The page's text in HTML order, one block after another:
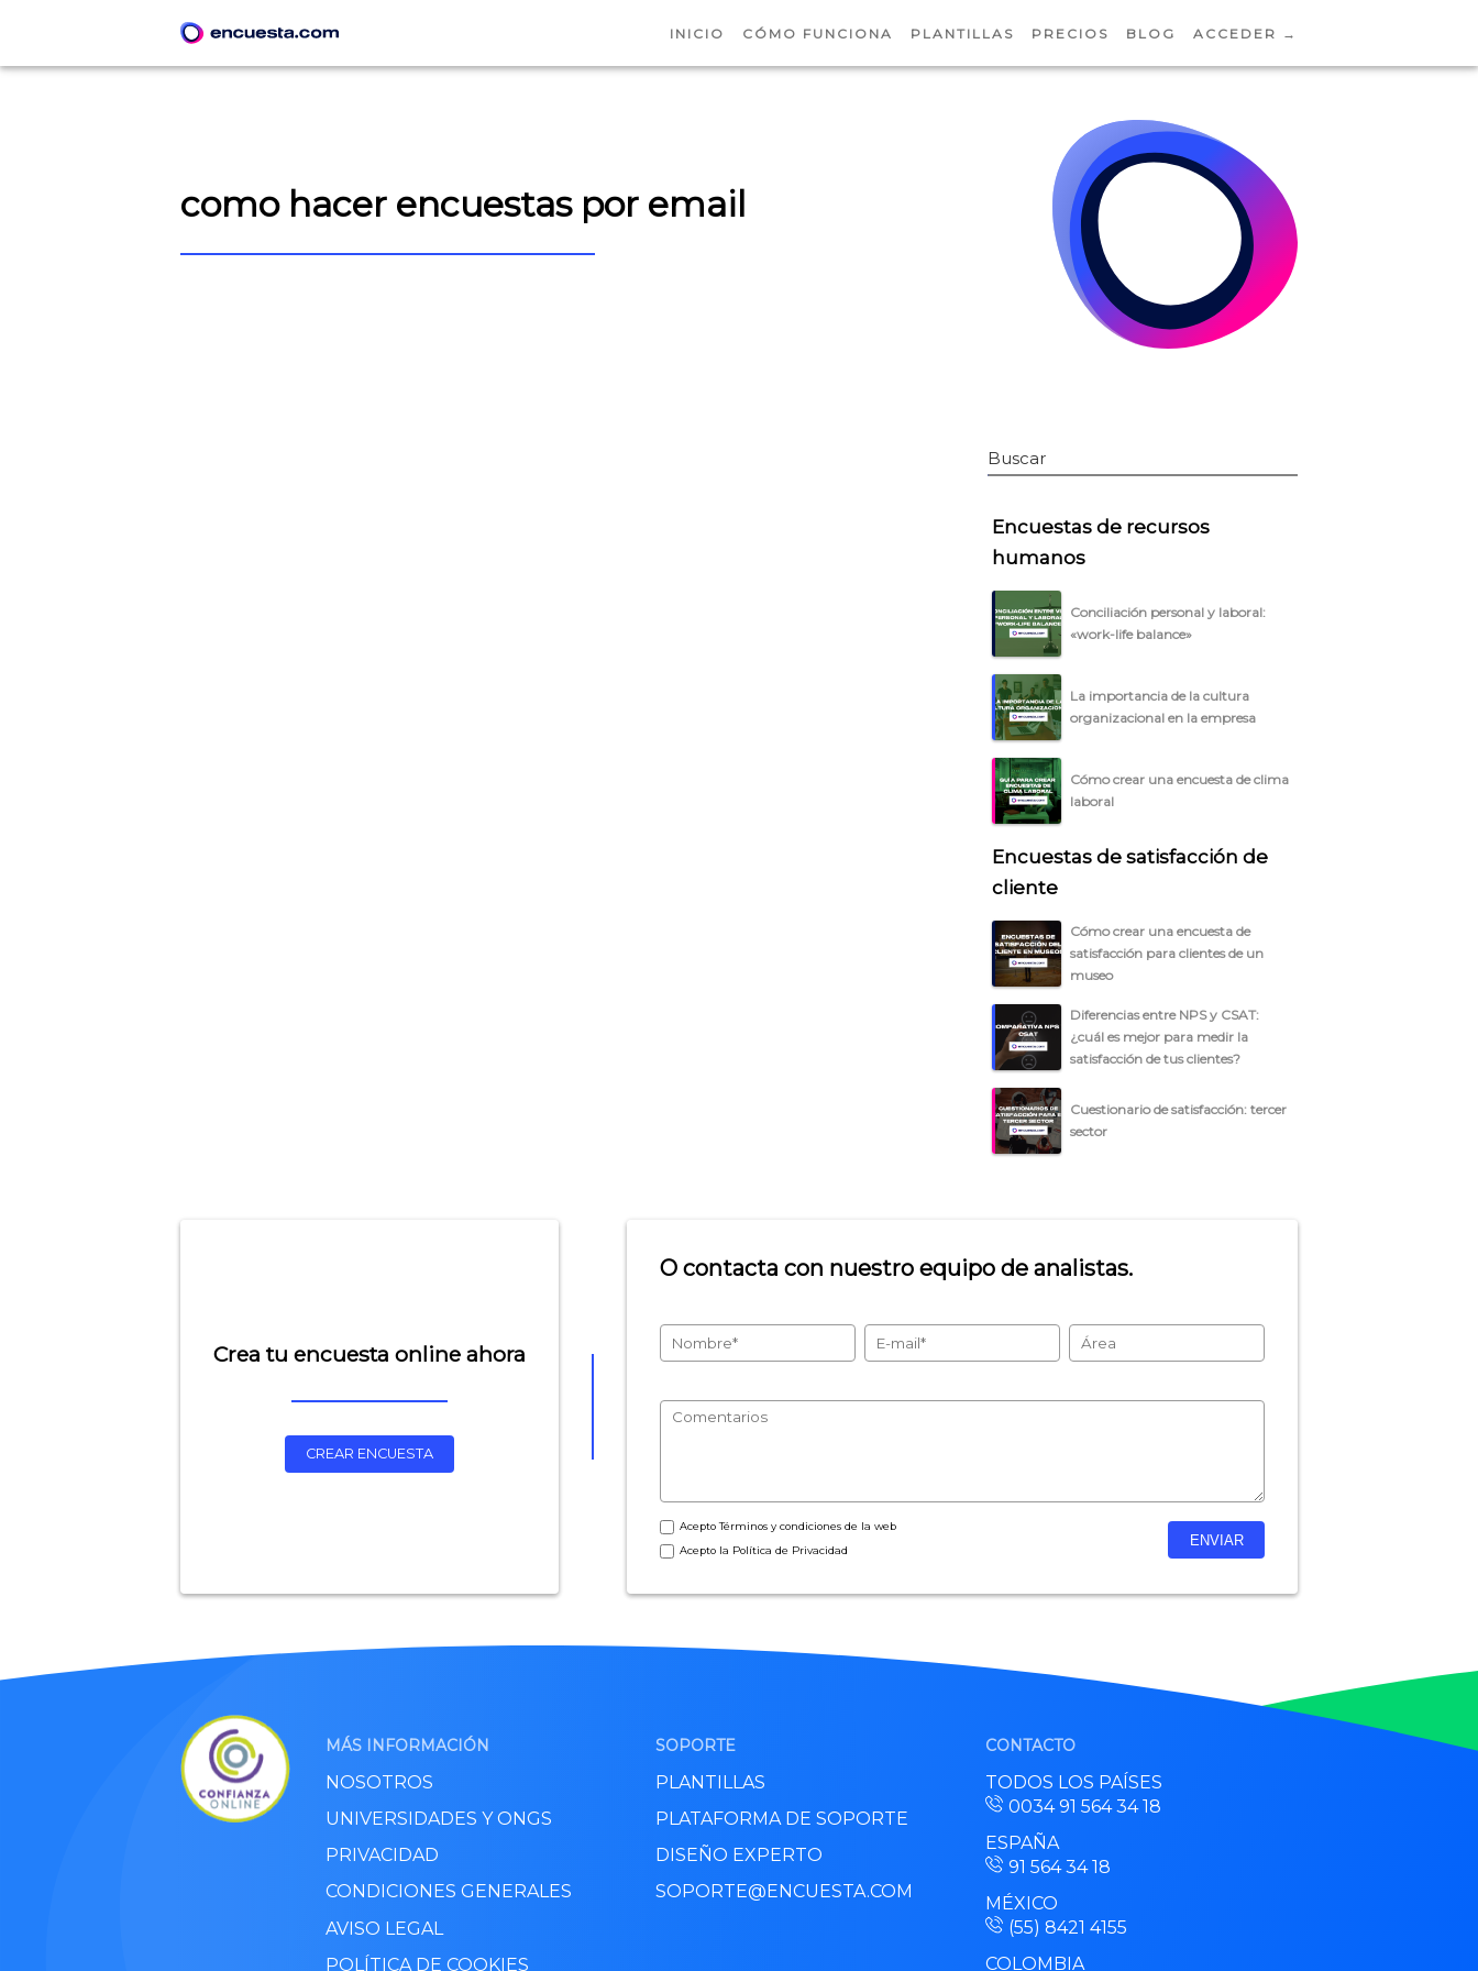
INICIO CÓMO FUNCIONA PLANTILLAS PRECIOS BLOG ACCEDER →
como hacer encuestas por email
Buscar
Encuestas de recursos
humanos
Conciliación personal y laboral:
«work-life balance»
La importancia de la cultura
organizacional en la empresa
Cómo crear una encuesta de clima
laboral
Encuestas de satisfacción de
cliente
Cómo crear una encuesta de
satisfacción para clientes de un
museo
Diferencias entre NPS y CSAT:
¿cuál es mejor para medir la
satisfacción de tus clientes?
Cuestionario de satisfacción: tercer
sector
Crea tu encuesta online ahora
CREAR ENCUESTA
O contacta con nuestro equipo de analistas.
AceptoTérminos y condiciones de la web
Acepto la Política de Privacidad
MÁS INFORMACIÓN
NOSOTROS
UNIVERSIDADES Y ONGS
PRIVACIDAD
CONDICIONES GENERALES
AVISO LEGAL
POLÍTICA DE COOKIES
SOPORTE
PLANTILLAS
PLATAFORMA DE SOPORTE
DISEÑO EXPERTO
SOPORTE@ENCUESTA.COM
CONTACTO
TODOS LOS PAÍSES
0034 91 564 34 18
ESPAÑA
91 564 34 18
MÉXICO
(55) 8421 4155
COLOMBIA